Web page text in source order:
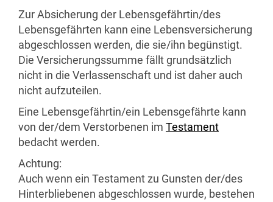
Zur Absicherung der Lebensgefährtin/des
Lebensgefährten kann eine Lebensversicherung
abgeschlossen werden, die sie/ihn begünstigt.
Die Versicherungssumme fällt grundsätzlich
nicht in die Verlassenschaft und ist daher auch
nicht aufzuteilen.
Eine Lebensgefährtin/ein Lebensgefährte kann
von der/dem Verstorbenen im Testament
bedacht werden.
Achtung:
Auch wenn ein Testament zu Gunsten der/des
Hinterbliebenen abgeschlossen wurde, bestehen